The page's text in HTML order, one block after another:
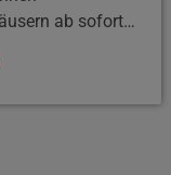
ab sofort
digitales
Müllgebühren